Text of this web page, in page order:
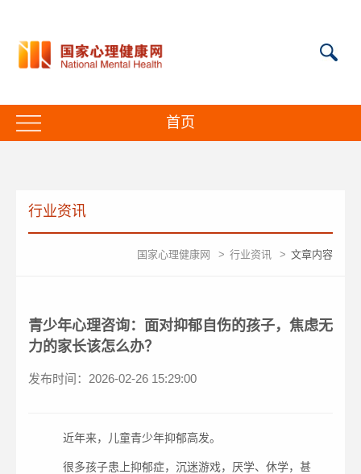
首页
行业资讯
国家心理健康网 > 行业资讯 > 文章内容
青少年心理咨询：面对抑郁自伤的孩子，焦虑无
力的家长该怎么办？
发布时间：2026-02-26 15:29:00
近年来，儿童青少年抑郁高发。
很多孩子患上抑郁症，沉迷游戏，厌学、休学，甚